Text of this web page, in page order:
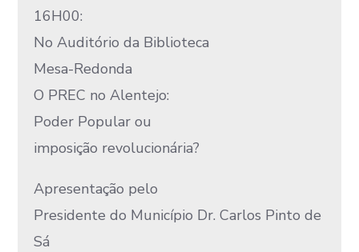
16H00:
No Auditório da Biblioteca
Mesa-Redonda
O PREC no Alentejo:
Poder Popular ou
imposição revolucionária?
Apresentação pelo
Presidente do Município Dr. Carlos Pinto de
Sá